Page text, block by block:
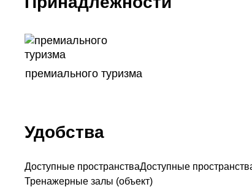
премиального туризма
Удобства
Доступные пространстваДоступные
Тренажерные залы (объект)